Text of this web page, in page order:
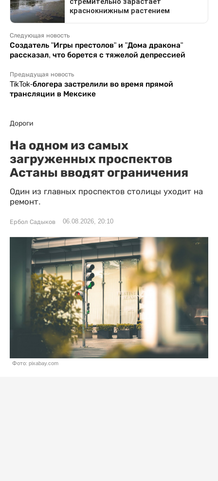
Следующая новость
Создатель "Игры престолов" и "Дома дракона"
рассказал, что борется с тяжелой депрессией
Предыдущая новость
TikTok-блогера застрелили во время прямой
трансляции в Мексике
Дороги
На одном из самых
загруженных проспектов
Астаны вводят ограничения
Один из главных проспектов столицы уходит на
ремонт.
Ербол Садыков 06.08.2026, 20:10
Фото: pixabay.com